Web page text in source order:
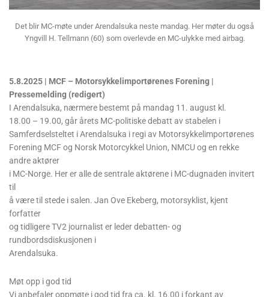
Det blir MC-møte under Arendalsuka neste mandag. Her møter du også
Yngvill H. Tellmann (60) som overlevde en MC-ulykke med airbag.
5.8.2025 | MCF – Motorsykkelimportørenes Forening |
Pressemelding (redigert)
I Arendalsuka, nærmere bestemt på mandag 11. august kl.
18.00 – 19.00, går årets MC-politiske debatt av stabelen i
Samferdselsteltet i Arendalsuka i regi av Motorsykkelimportørenes
Forening MCF og Norsk Motorcykkel Union, NMCU og en rekke
andre aktører
i MC-Norge. Her er alle de sentrale aktørene i MC-dugnaden invitert
til
å være til stede i salen. Jan Ove Ekeberg, motorsyklist, kjent
forfatter
og tidligere TV2 journalist er leder debatten- og
rundbordsdiskusjonen i
Arendalsuka.
Møt opp i god tid
Vi anbefaler oppmøte i god tid fra ca. kl. 16.00 i forkant av